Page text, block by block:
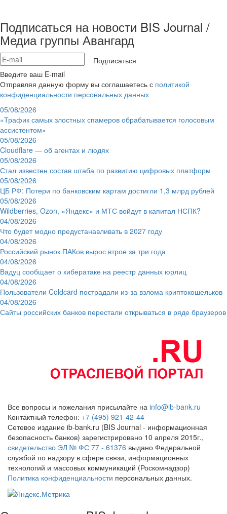
Подписаться на новости BIS Journal /
Медиа группы Авангард
Подписаться
Введите ваш E-mail
Отправляя данную форму вы соглашаетесь с политикой
конфиденциальности персональных данных
05/08/2026
«Трафик самых злостных спамеров обрабатывается голосовым
ассистентом»
05/08/2026
Cloudflare — об агентах и людях
05/08/2026
Стал известен состав штаба по развитию цифровых платформ
05/08/2026
ЦБ РФ: Потери по банковским картам достигли 1,3 млрд рублей
05/08/2026
Wildberries, Ozon, «Яндекс» и МТС войдут в капитал НСПК?
04/08/2026
Что будет модно предустанавливать в 2027 году
04/08/2026
Российский рынок ПАКов вырос втрое за три года
04/08/2026
Вадуц сообщает о кибератаке на реестр данных юрлиц
04/08/2026
Пользователи Coldcard пострадали из-за взлома криптокошельков
04/08/2026
Сайты российских банков перестали открываться в ряде браузеров
Все вопросы и пожелания присылайте на info@ib-bank.ru
Контактный телефон: +7 (495) 921-42-44
Сетевое издание ib-bank.ru (BIS Journal - информационная
безопасность банков) зарегистрировано 10 апреля 2015г.,
свидетельство ЭЛ № ФС 77 - 61376 выдано Федеральной
службой по надзору в сфере связи, информационных
технологий и массовых коммуникаций (Роскомнадзор)
Политика конфиденциальности персональных данных.